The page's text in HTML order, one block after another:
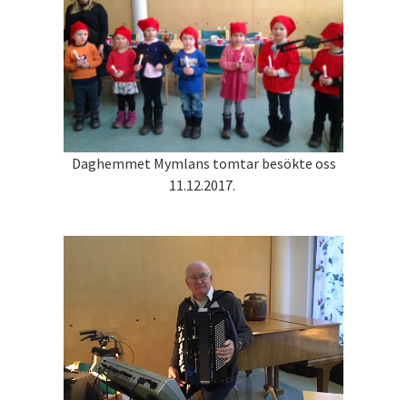
Daghemmet Mymlans tomtar besökte oss
11.12.2017.